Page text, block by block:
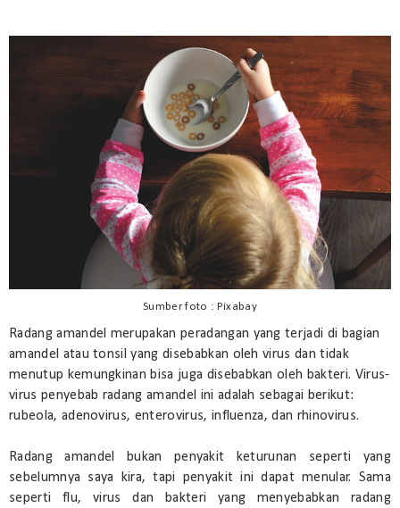
Sumber foto : Pixabay
Radang amandel merupakan peradangan yang terjadi di bagian
amandel atau tonsil yang disebabkan oleh virus dan tidak
menutup kemungkinan bisa juga disebabkan oleh bakteri. Virus-
virus penyebab radang amandel ini adalah sebagai berikut:
rubeola, adenovirus, enterovirus, influenza, dan rhinovirus.
Radang amandel bukan penyakit keturunan seperti yang
sebelumnya saya kira, tapi penyakit ini dapat menular. Sama
seperti flu, virus dan bakteri yang menyebabkan radang